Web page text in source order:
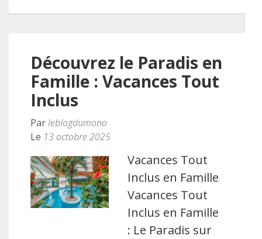
Découvrez le Paradis en
Famille : Vacances Tout
Inclus
Parleblogdumono
Le 13 octobre 2025
Vacances Tout
Inclus en Famille
Vacances Tout
Inclus en Famille
: Le Paradis sur